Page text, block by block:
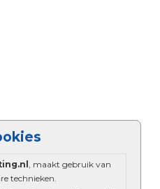
, maakt gebruik van
technieken.